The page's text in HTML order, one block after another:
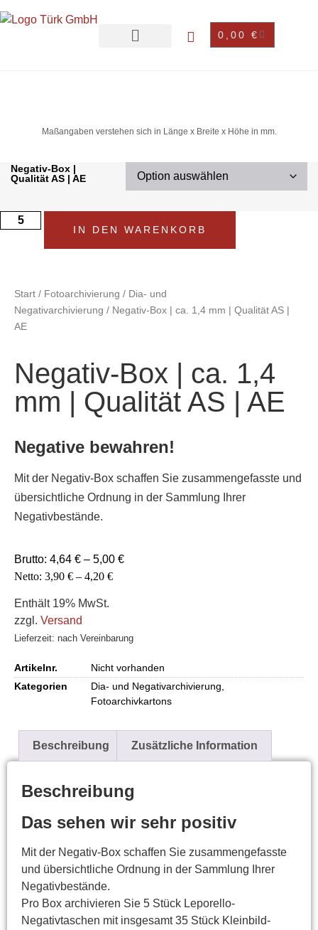
0,00 €
Maßangaben verstehen sich in Länge x Breite x Höhe in mm.
Negativ-Box |
Qualität AS | AE
IN DEN WARENKORB
Start / Fotoarchivierung / Dia- und
Negativarchivierung / Negativ-Box | ca. 1,4 mm | Qualität AS |
AE
Negativ-Box | ca. 1,4
mm | Qualität AS | AE
Negative bewahren!
Mit der Negativ-Box schaffen Sie zusammengefasste und
übersichtliche Ordnung in der Sammlung Ihrer
Negativbestände.
Brutto: 4,64 € – 5,00 €
Netto: 3,90 € – 4,20 €
Enthält 19% MwSt.
zzgl. Versand
Lieferzeit: nach Vereinbarung
Artikelnr.
Nicht vorhanden
Kategorien
Dia- und Negativarchivierung
Fotoarchivkartons
Beschreibung Zusätzliche Information
Beschreibung
Das sehen wir sehr positiv
Mit der Negativ-Box schaffen Sie zusammengefasste
und übersichtliche Ordnung in der Sammlung Ihrer
Negativbestände.
Pro Box archivieren Sie 5 Stück Leporello-
Negativtaschen mit insgesamt 35 Stück Kleinbild-